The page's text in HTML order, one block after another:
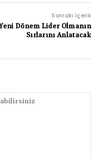
Sonraki İçerik
Dönem Lider Olmanın
Sırlarını Anlatacak